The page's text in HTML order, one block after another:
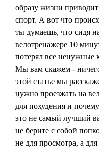
образу жизни
спорт. А вот что
ты думаешь, что сидя
велотренажере 10
потерял все ненужные
Мы вам скажем -
этой статье мы
нужно проезжать на
для похудения и
это не самый лучший
не берите с собой
не для просмотра, а